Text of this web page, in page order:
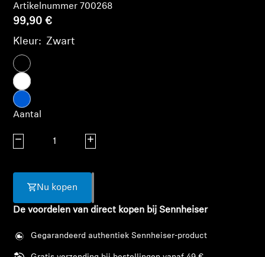
Ontdek AMBEO
AMBEO-onderdelen en accessoires
Ontdekken
Over ons
Artikelnummer 700268
99,90 €
Kleur: Zwart
Aantal
Aantal verlagen Aantal verhogen
Nu kopen
De voordelen van direct kopen bij Sennheiser
Gegarandeerd authentiek Sennheiser-product